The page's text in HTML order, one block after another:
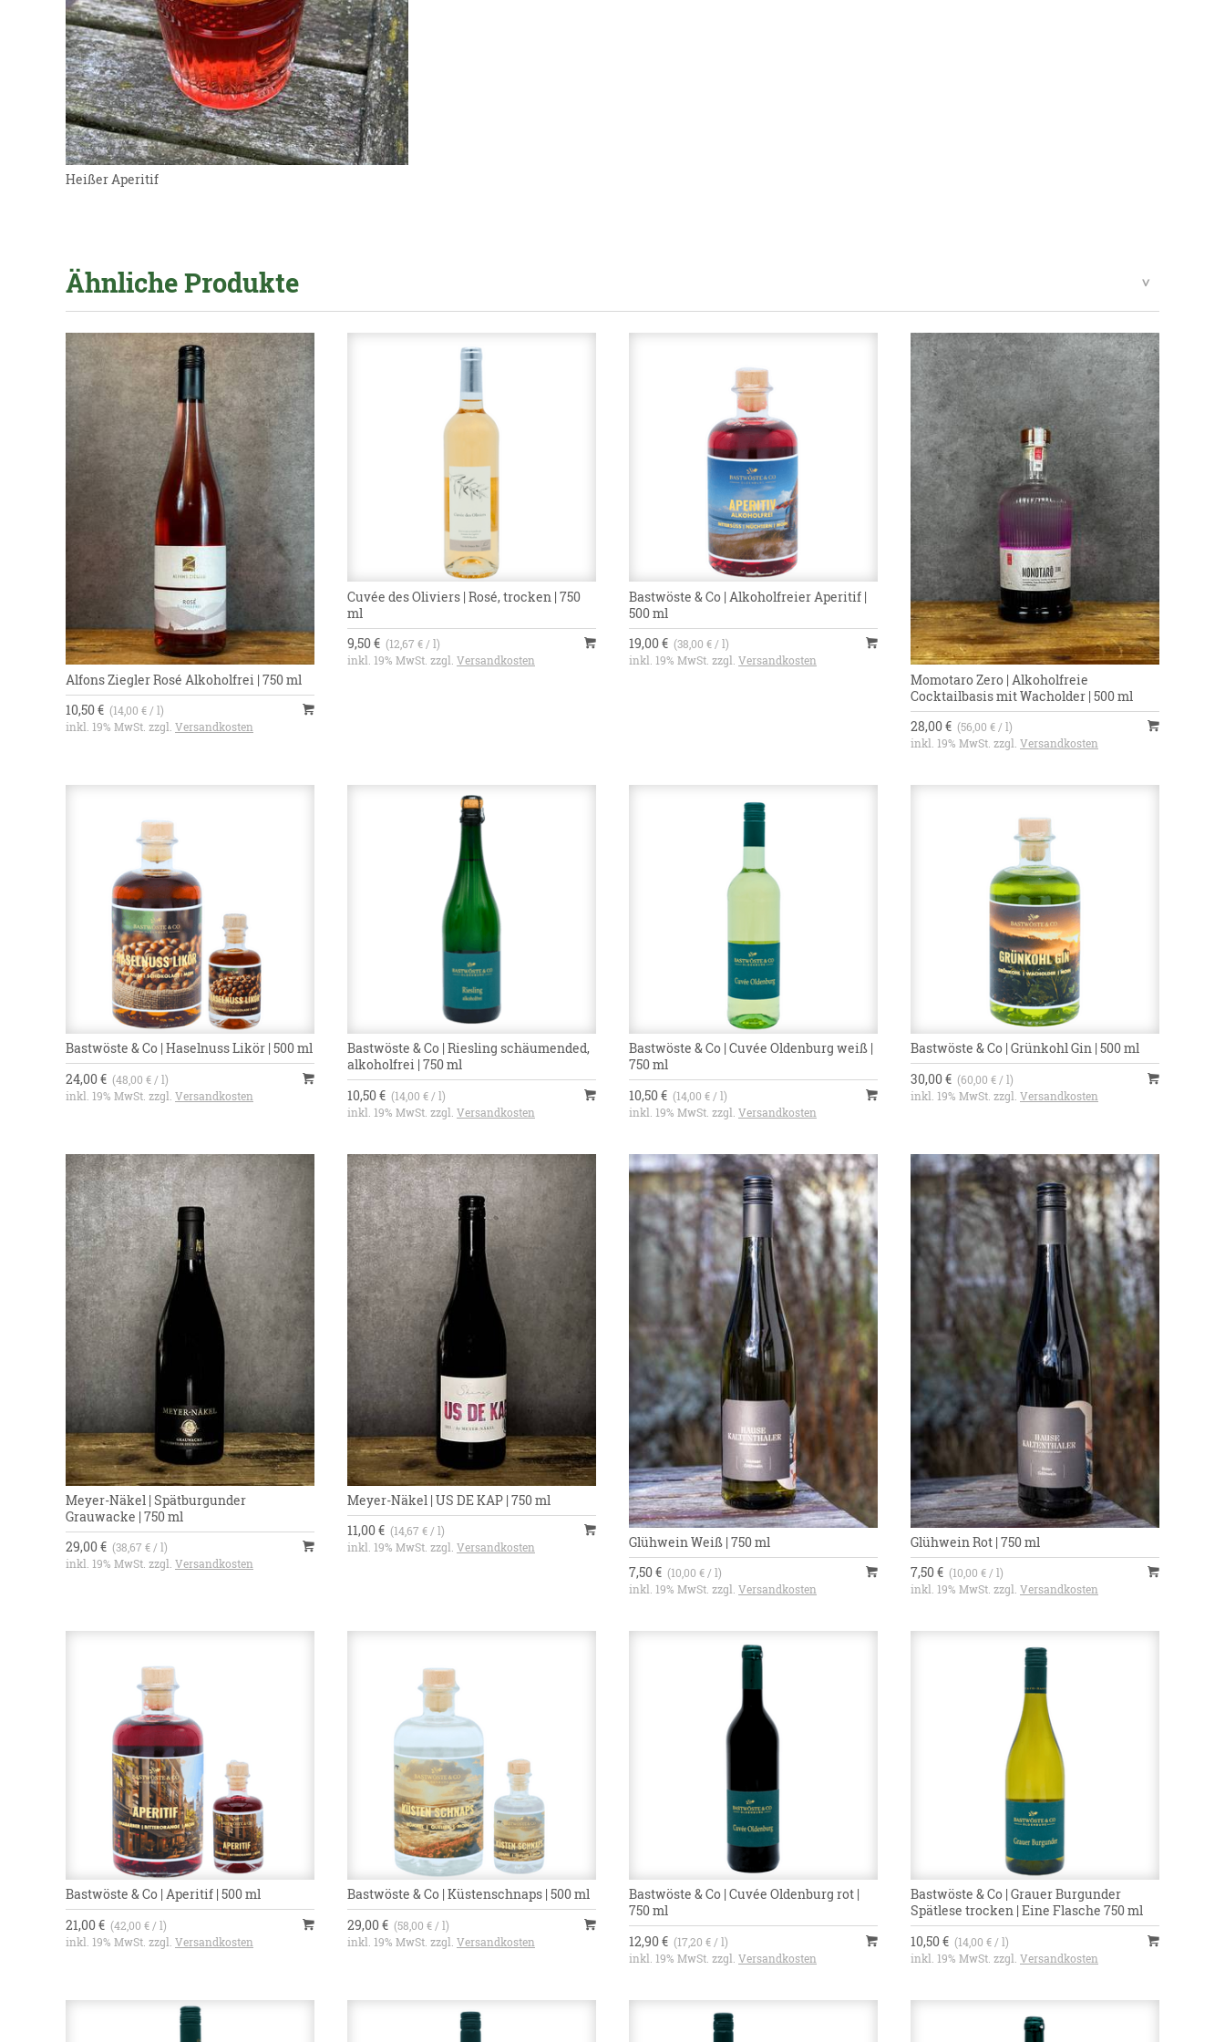
Heißer Aperitif
Ähnliche Produkte
Alfons Ziegler Rosé Alkoholfrei | 750 ml
10,50 € (14,00 € / l)
inkl. 19% MwSt. zzgl. Versandkosten
Cuvée des Oliviers | Rosé, trocken | 750
ml
9,50 € (12,67 € / l)
inkl. 19% MwSt. zzgl. Versandkosten
Bastwöste & Co | Alkoholfreier Aperitif |
500 ml
19,00 € (38,00 € / l)
inkl. 19% MwSt. zzgl. Versandkosten
Momotaro Zero | Alkoholfreie
Cocktailbasis mit Wacholder | 500 ml
28,00 € (56,00 € / l)
inkl. 19% MwSt. zzgl. Versandkosten
Bastwöste & Co | Haselnuss Likör | 500 ml
24,00 € (48,00 € / l)
inkl. 19% MwSt. zzgl. Versandkosten
Bastwöste & Co | Riesling schäumended,
alkoholfrei | 750 ml
10,50 € (14,00 € / l)
inkl. 19% MwSt. zzgl. Versandkosten
Bastwöste & Co | Cuvée Oldenburg weiß |
750 ml
10,50 € (14,00 € / l)
inkl. 19% MwSt. zzgl. Versandkosten
Bastwöste & Co | Grünkohl Gin | 500 ml
30,00 € (60,00 € / l)
inkl. 19% MwSt. zzgl. Versandkosten
Meyer-Näkel | Spätburgunder
Grauwacke | 750 ml
29,00 € (38,67 € / l)
inkl. 19% MwSt. zzgl. Versandkosten
Meyer-Näkel | US DE KAP | 750 ml
11,00 € (14,67 € / l)
inkl. 19% MwSt. zzgl. Versandkosten
Glühwein Weiß | 750 ml
7,50 € (10,00 € / l)
inkl. 19% MwSt. zzgl. Versandkosten
Glühwein Rot | 750 ml
7,50 € (10,00 € / l)
inkl. 19% MwSt. zzgl. Versandkosten
Bastwöste & Co | Aperitif | 500 ml
21,00 € (42,00 € / l)
inkl. 19% MwSt. zzgl. Versandkosten
Bastwöste & Co | Küstenschnaps | 500 ml
29,00 € (58,00 € / l)
inkl. 19% MwSt. zzgl. Versandkosten
Bastwöste & Co | Cuvée Oldenburg rot |
750 ml
12,90 € (17,20 € / l)
inkl. 19% MwSt. zzgl. Versandkosten
Bastwöste & Co | Grauer Burgunder
Spätlese trocken | Eine Flasche 750 ml
10,50 € (14,00 € / l)
inkl. 19% MwSt. zzgl. Versandkosten